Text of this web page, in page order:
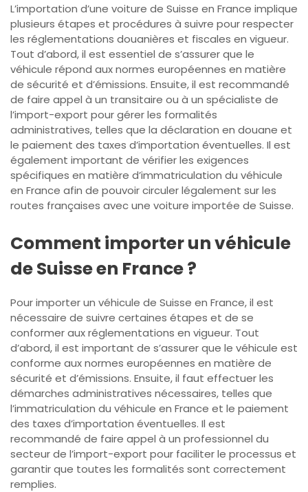
L’importation d’une voiture de Suisse en France implique
plusieurs étapes et procédures à suivre pour respecter
les réglementations douanières et fiscales en vigueur.
Tout d’abord, il est essentiel de s’assurer que le
véhicule répond aux normes européennes en matière
de sécurité et d’émissions. Ensuite, il est recommandé
de faire appel à un transitaire ou à un spécialiste de
l’import-export pour gérer les formalités
administratives, telles que la déclaration en douane et
le paiement des taxes d’importation éventuelles. Il est
également important de vérifier les exigences
spécifiques en matière d’immatriculation du véhicule
en France afin de pouvoir circuler légalement sur les
routes françaises avec une voiture importée de Suisse.
Comment importer un véhicule
de Suisse en France ?
Pour importer un véhicule de Suisse en France, il est
nécessaire de suivre certaines étapes et de se
conformer aux réglementations en vigueur. Tout
d’abord, il est important de s’assurer que le véhicule est
conforme aux normes européennes en matière de
sécurité et d’émissions. Ensuite, il faut effectuer les
démarches administratives nécessaires, telles que
l’immatriculation du véhicule en France et le paiement
des taxes d’importation éventuelles. Il est
recommandé de faire appel à un professionnel du
secteur de l’import-export pour faciliter le processus et
garantir que toutes les formalités sont correctement
remplies.